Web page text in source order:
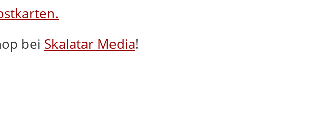
bei Skalatar Media!